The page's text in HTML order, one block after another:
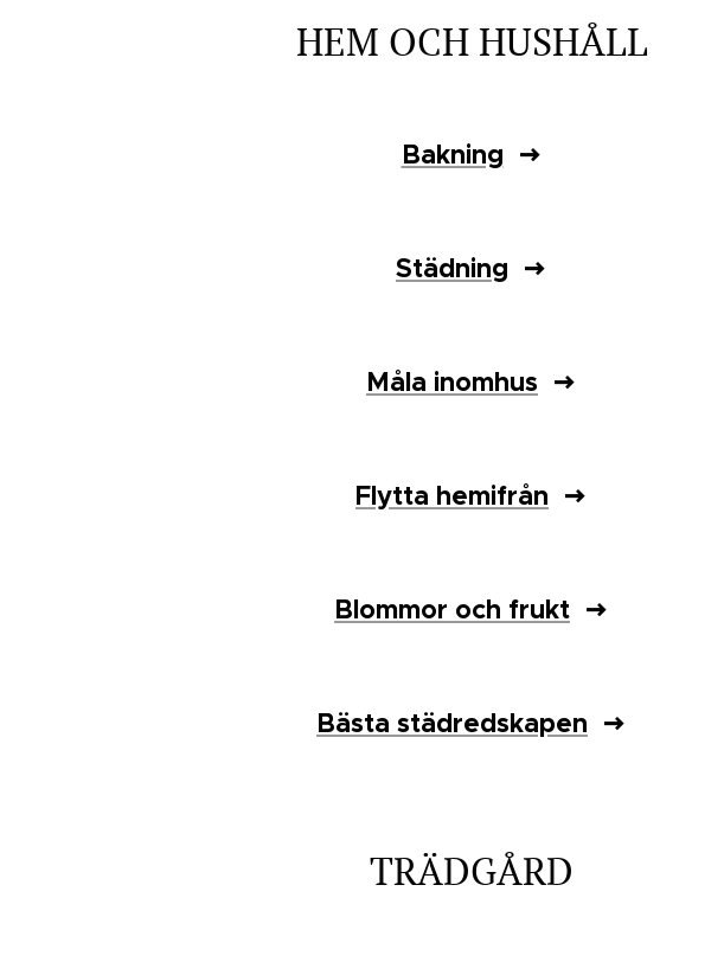
HEM OCH HUSHÅLL
Bakning
Städning
Måla inomhus
Flytta hemifrån
Blommor och frukt
Bästa städredskapen
TRÄDGÅRD